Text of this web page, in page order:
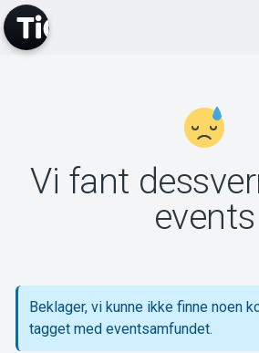
Support
Om
Vi fant
events
Beklager, vi kunne ikke finne noen
tagget med eventsamfundet.